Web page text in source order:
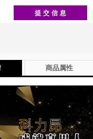
商品属性